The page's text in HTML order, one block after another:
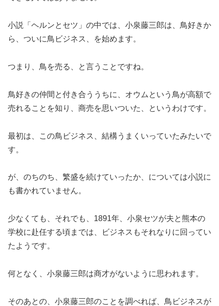
小説「ヘルンとセツ」の中では、小泉藤三郎は、鳥好きか
ら、ついに鳥ビジネス、を始めます。
つまり、鳥を売る、と言うことですね。
鳥好きの仲間と付き合ううちに、オウムという鳥が高額で
売れることを知り、商売を思いついた、というわけです。
最初は、この鳥ビジネス、結構うまくいっていたみたいで
す。
が、のちのち、繁盛を続けていったか、については小説に
も書かれていません。
少なくても、それでも、1891年、小泉セツが夫と熊本の
学校に赴任する頃までは、ビジネスもそれなりに回ってい
たようです。
何となく、小泉藤三郎は商才がないように思われます。
そのあとの、小泉藤三郎のことを調べれば、鳥ビジネスが